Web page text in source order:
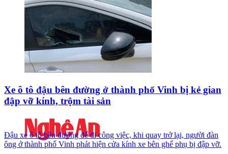
Xe ô tô đậu bên đường ở thành phố Vinh bị kẻ gian
đập vỡ kính, trộm tài sản
Đậu xe ô tô bên đường để đi công việc, khi quay trở lại, người đàn
ông ở thành phố Vinh phát hiện cửa kính xe bên ghế phụ bị đập vỡ.